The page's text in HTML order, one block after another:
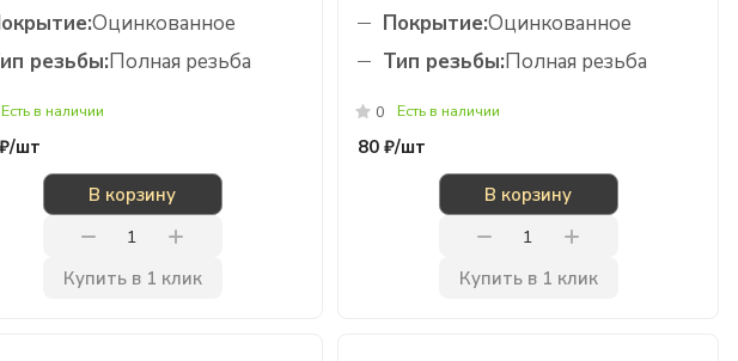
Оцинкованное
резьбы:Полная резьба
Есть в наличии
шт
В корзину
Купить в 1 клик
Покрытие:Оцинкованное
Тип резьбы:Полная резьба
0 Есть в наличии
80 ₽/шт
В корзину
Купить в 1 клик